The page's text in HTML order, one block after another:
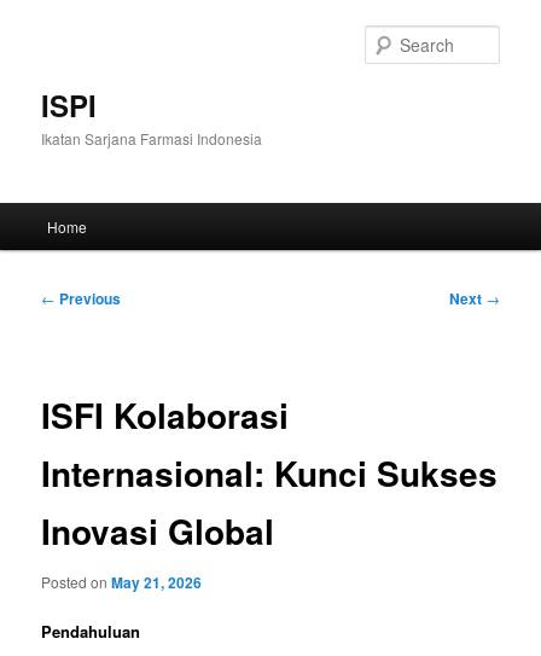
ISPI
Ikatan Sarjana Farmasi Indonesia
Home
Post
← Previous Next →
ISFI Kolaborasi
Internasional: Kunci Sukses
Inovasi Global
Posted onMay 21, 2026
Pendahuluan